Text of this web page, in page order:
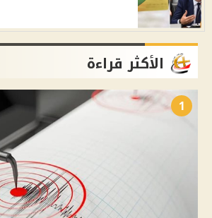
الأكثر قراءة
1